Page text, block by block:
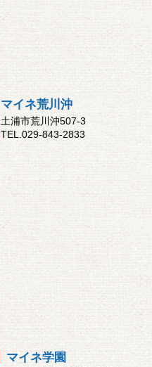
マイネ荒川沖
土浦市荒川沖507-3
TEL.029-843-2833
マイネ学園